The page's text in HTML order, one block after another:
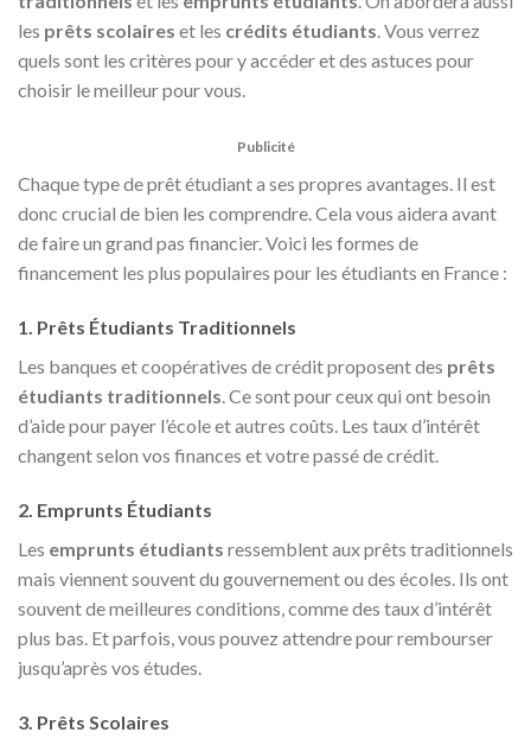
les prêts scolaires et les crédits étudiants. Vous verrez
quels sont les critères pour y accéder et des astuces pour
choisir le meilleur pour vous.
Publicité
Chaque type de prêt étudiant a ses propres avantages. Il est
donc crucial de bien les comprendre. Cela vous aidera avant
de faire un grand pas financier. Voici les formes de
financement les plus populaires pour les étudiants en France :
1. Prêts Étudiants Traditionnels
Les banques et coopératives de crédit proposent des prêts
étudiants traditionnels. Ce sont pour ceux qui ont besoin
d’aide pour payer l’école et autres coûts. Les taux d’intérêt
changent selon vos finances et votre passé de crédit.
2. Emprunts Étudiants
Les emprunts étudiants ressemblent aux prêts traditionnels
mais viennent souvent du gouvernement ou des écoles. Ils ont
souvent de meilleures conditions, comme des taux d’intérêt
plus bas. Et parfois, vous pouvez attendre pour rembourser
jusqu’après vos études.
3. Prêts Scolaires